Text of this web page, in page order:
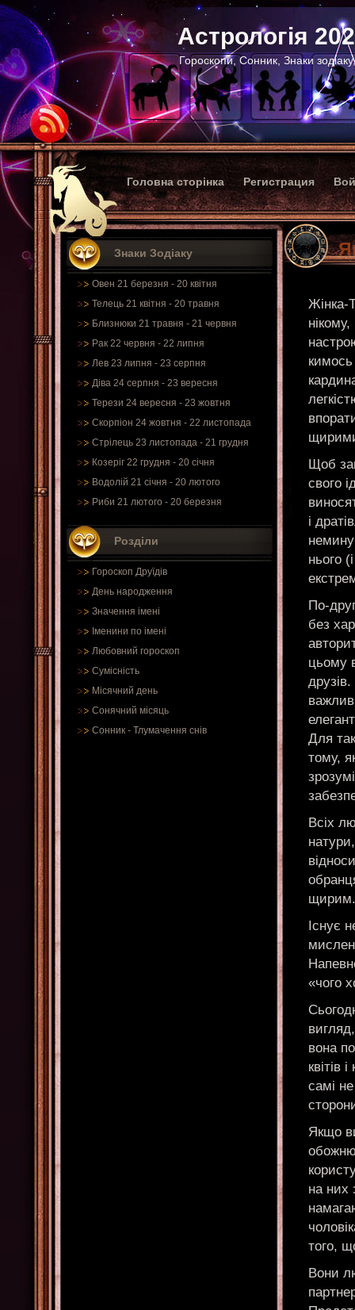
Астрологія
Гороскопи, Сонник, Знаки
Головна сторінка Регистрация
Знаки Зодіаку
Овен 21 березня - 20 квітня
Телець 21 квітня - 20 травня
Близнюки 21 травня - 21 червня
Рак 22 червня - 22 липня
Лев 23 липня - 23 серпня
Діва 24 серпня - 23 вересня
Терези 24 вересня - 23 жовтня
Скорпіон 24 жовтня - 22 листопада
Стрілець 23 листопада - 21 грудня
Козеріг 22 грудня - 20 січня
Водолій 21 січня - 20 лютого
Риби 21 лютого - 20 березня
Розділи
Гороскоп Друїдів
День народження
Значення імені
Іменини по імені
Любовний гороскоп
Сумісність
Місячний день
Сонячний місяць
Сонник - Тлумачення снів
Жінка-
Щоб
свого
і
нього
По-
без
цьому
Для
тому,
Всіх
щирим.
Існує
«чого
вона
квітів
самі
Якщо
на них
того,
Вони